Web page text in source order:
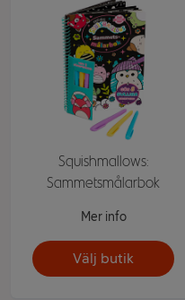
Squishmallows:
Sammetsmålarbok
Mer info
Välj butik